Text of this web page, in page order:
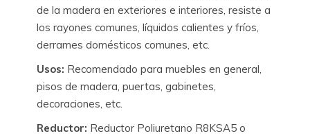
de la madera en exteriores e interiores, resiste a
los rayones comunes, líquidos calientes y fríos,
derrames domésticos comunes, etc.
Usos: Recomendado para muebles en general,
pisos de madera, puertas, gabinetes,
decoraciones, etc.
Reductor: Reductor Poliuretano R8KSA5 o